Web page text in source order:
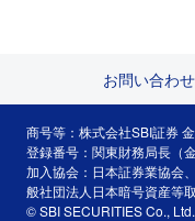
お問い合わせ
商号等：株式会社SBI証券
登録番号：関東財務局長（
加入協会：日本証券業協会
般社団法人日本暗号資産等
© SBI SECURITIES Co.,